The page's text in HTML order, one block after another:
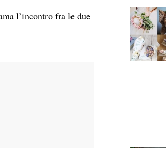
l’incontro fra le due